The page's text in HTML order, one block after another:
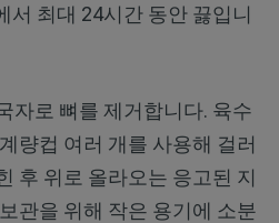
서 최대 24시간 동안 끓입니
자로 뼈를 제거합니다. 육수
량컵 여러 개를 사용해 걸러
후 위로 올라오는 응고된 지
관을 위해 작은 용기에 소분